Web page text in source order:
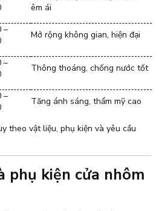
êm ái
–
Mở rộng không gian, hiện đại
–
Thông thoáng, chống nước tốt
–
Tăng ánh sáng, thẩm mỹ cao
theo vật liệu, phụ kiện và yêu cầu
phụ kiện cửa nhôm